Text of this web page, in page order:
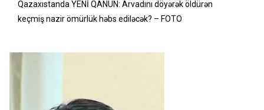
Qazaxıstanda YENİ QANUN: Arvadını döyərək öldürən
keçmiş nazir ömürlük həbs ediləcək? – FOTO